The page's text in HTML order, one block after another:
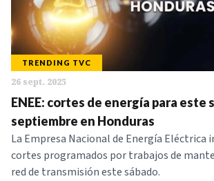
TRENDING TVC
26 sept. 2025
ENEE: cortes de energía para este
septiembre en Honduras
La Empresa Nacional de Energía Eléctrica
cortes programados por trabajos de
red de transmisión este sábado.